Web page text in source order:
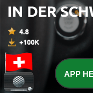
Rock And Roll With It
Internationale
APP